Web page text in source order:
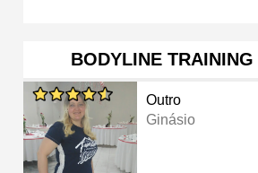
BODYLINE TRAINING
Outro
Ginásio